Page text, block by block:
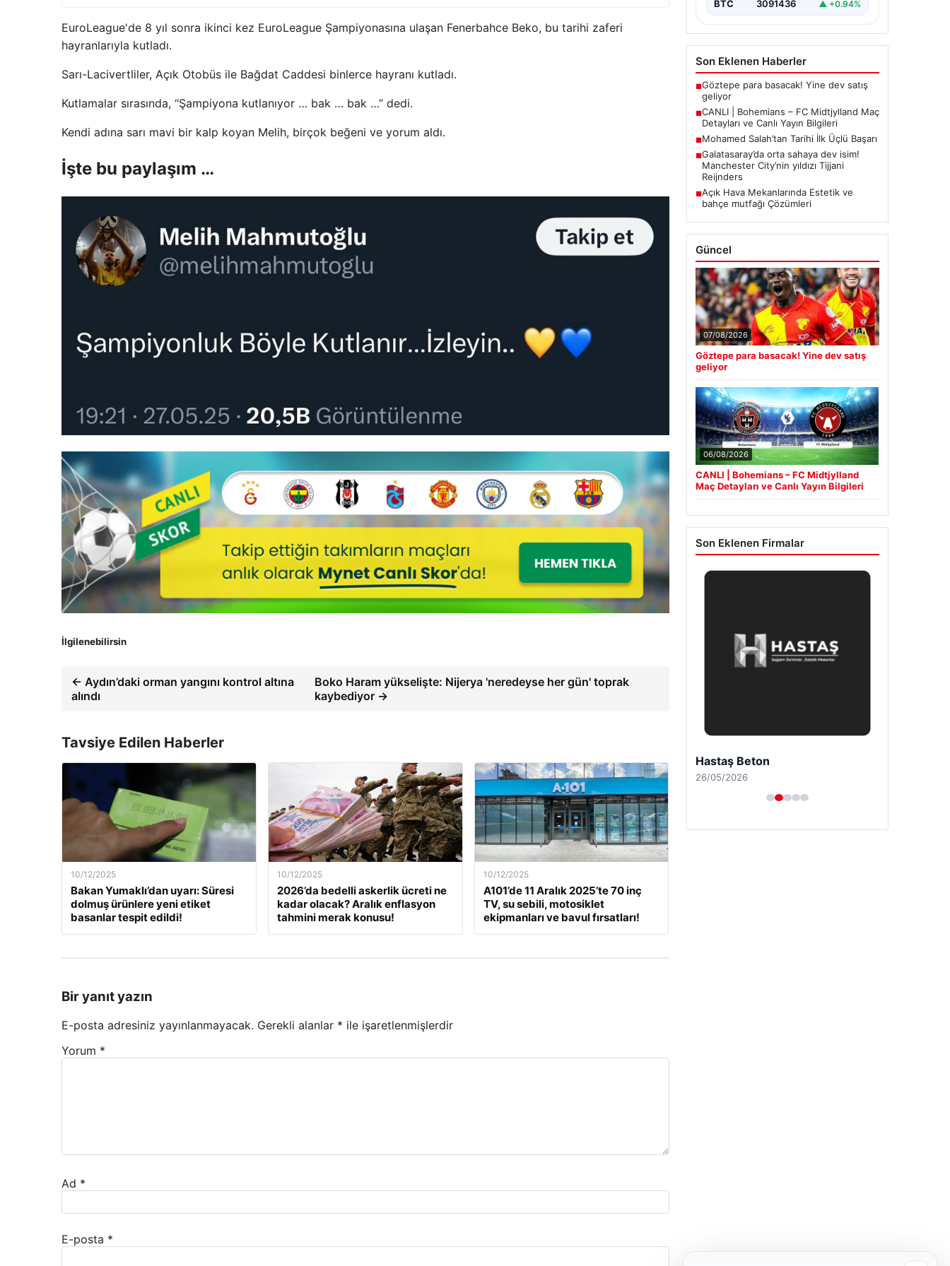
EuroLeague'de 8 yıl sonra ikinci kez EuroLeague Şampiyonasına ulaşan Fenerbahce Beko, bu tarihi zaferi
hayranlarıyla kutladı.
Sarı-Lacivertliler, Açık Otobüs ile Bağdat Caddesi binlerce hayranı kutladı.
Kutlamalar sırasında, “Şampiyona kutlanıyor … bak … bak …” dedi.
Kendi adına sarı mavi bir kalp koyan Melih, birçok beğeni ve yorum aldı.
İşte bu paylaşım …
İlgilenebilirsin
← Aydın’daki orman yangını kontrol altına
alındı
Boko Haram yükselişte: Nijerya 'neredeyse her gün' toprak
kaybediyor →
Tavsiye Edilen Haberler
10/12/2025
Bakan Yumaklı’dan uyarı: Süresi
dolmuş ürünlere yeni etiket
basanlar tespit edildi!
10/12/2025
2026’da bedelli askerlik ücreti ne
kadar olacak? Aralık enflasyon
tahmini merak konusu!
10/12/2025
A101’de 11 Aralık 2025’te 70 inç
TV, su sebili, motosiklet
ekipmanları ve bavul fırsatları!
Bir yanıt yazın
E-posta adresiniz yayınlanmayacak. Gerekli alanlar * ile işaretlenmişlerdir
Yorum *
Ad *
E-posta *
BTC 3091436 ▲ +0.94%
Son Eklenen Haberler
■Göztepe para basacak! Yine dev satış
geliyor
■CANLI | Bohemians – FC Midtjylland Maç
Detayları ve Canlı Yayın Bilgileri
■Mohamed Salah’tan Tarihi İlk Üçlü Başarı
■Galatasaray’da orta sahaya dev isim!
Manchester City’nin yıldızı Tijjani
Reijnders
■Açık Hava Mekanlarında Estetik ve
bahçe mutfağı Çözümleri
Güncel
07/08/2026
Göztepe para basacak! Yine dev satış
geliyor
06/08/2026
CANLI | Bohemians – FC Midtjylland
Maç Detayları ve Canlı Yayın Bilgileri
Son Eklenen Firmalar
Hastaş Beton
26/05/2026